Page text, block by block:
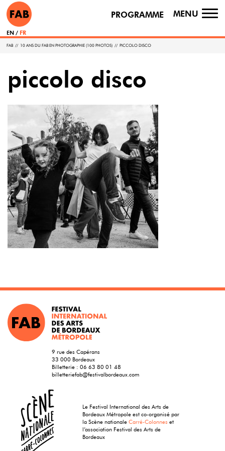
PROGRAMME MENU
EN FR
FAB // 10 ANS DU FAB EN PHOTOGRAPHIE (100 PHOTOS) // PICCOLO DISCO
piccolo disco
9 rue des Capérans
33 000 Bordeaux
Billetterie : 06 63 80 01 48
billetteriefab@festivalbordeaux.com
Le Festival International des Arts de
Bordeaux Métropole est co-organisé par
la Scène nationaleCarré-Colonnes et
l’association Festival des Arts de
Bordeaux